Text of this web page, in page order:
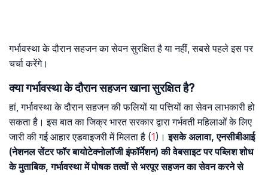
गर्भावस्था के दौरान सहजन का सेवन सुरक्षित है या नहीं, सबसे पहले इस पर
चर्चा करेंगे।
क्या गर्भावस्था के दौरान सहजन खाना सुरक्षित है?
हां, गर्भावस्था के दौरान सहजन की फलियों या पत्तियों का सेवन लाभकारी हो
सकता है। इस बात का जिक्र भारत सरकार द्वारा गर्भवती महिलाओं के लिए
जारी की गई आहार एडवाइजरी में मिलता है (1)। इसके अलावा, एनसीबीआई
(नेशनल सेंटर फॉर बायोटेक्नोलॉजी इंफॉर्मेशन) की वेबसाइट पर पब्लिश शोध
के मुताबिक, गर्भावस्था में पोषक तत्वों से भरपूर सहजन का सेवन करने से